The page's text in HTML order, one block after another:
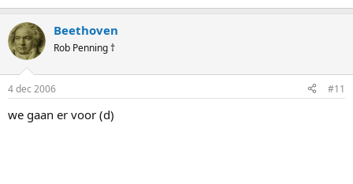
Beethoven
Rob Penning †
4 dec 2006 #11
we gaan er voor (d)